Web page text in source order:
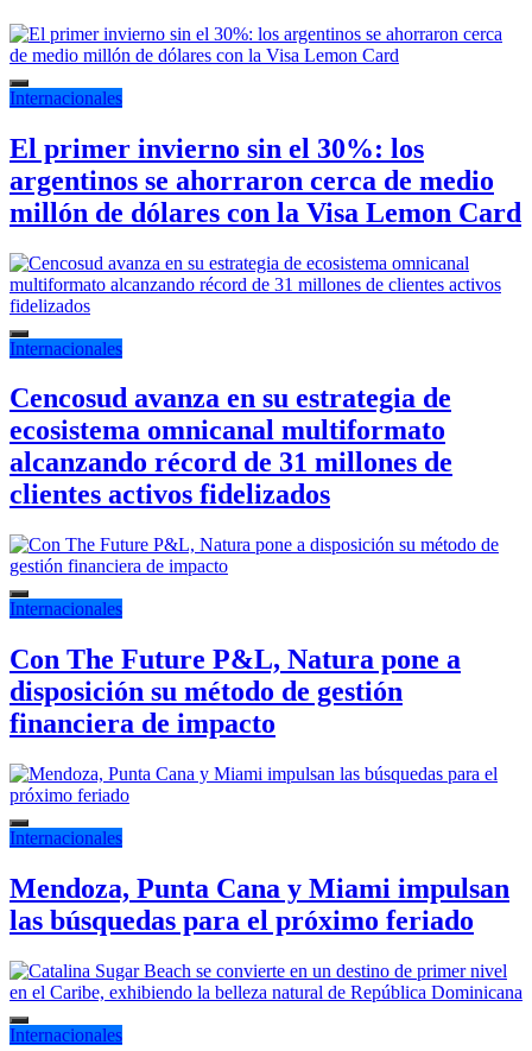
Internacionales
El primer invierno sin el 30%: los
argentinos se ahorraron cerca de medio
millón de dólares con la Visa Lemon Card
Internacionales
Cencosud avanza en su estrategia de
ecosistema omnicanal multiformato
alcanzando récord de 31 millones de
clientes activos fidelizados
Internacionales
Con The Future P&L, Natura pone a
disposición su método de gestión
financiera de impacto
Internacionales
Mendoza, Punta Cana y Miami impulsan
las búsquedas para el próximo feriado
Internacionales